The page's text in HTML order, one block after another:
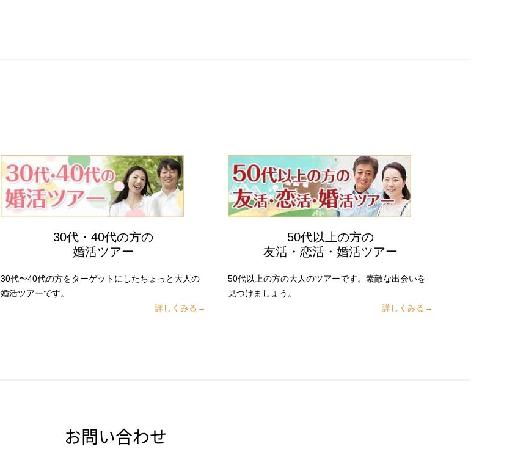
30代・40代の方の
婚活ツアー
30代〜40代の方をターゲットにしたちょっと大人の
婚活ツアーです。
詳しくみる→
50代以上の方の
友活・恋活・婚活ツアー
50代以上の方の大人のツアーです。素敵な出会いを
見つけましょう。
詳しくみる→
お問い合わせ